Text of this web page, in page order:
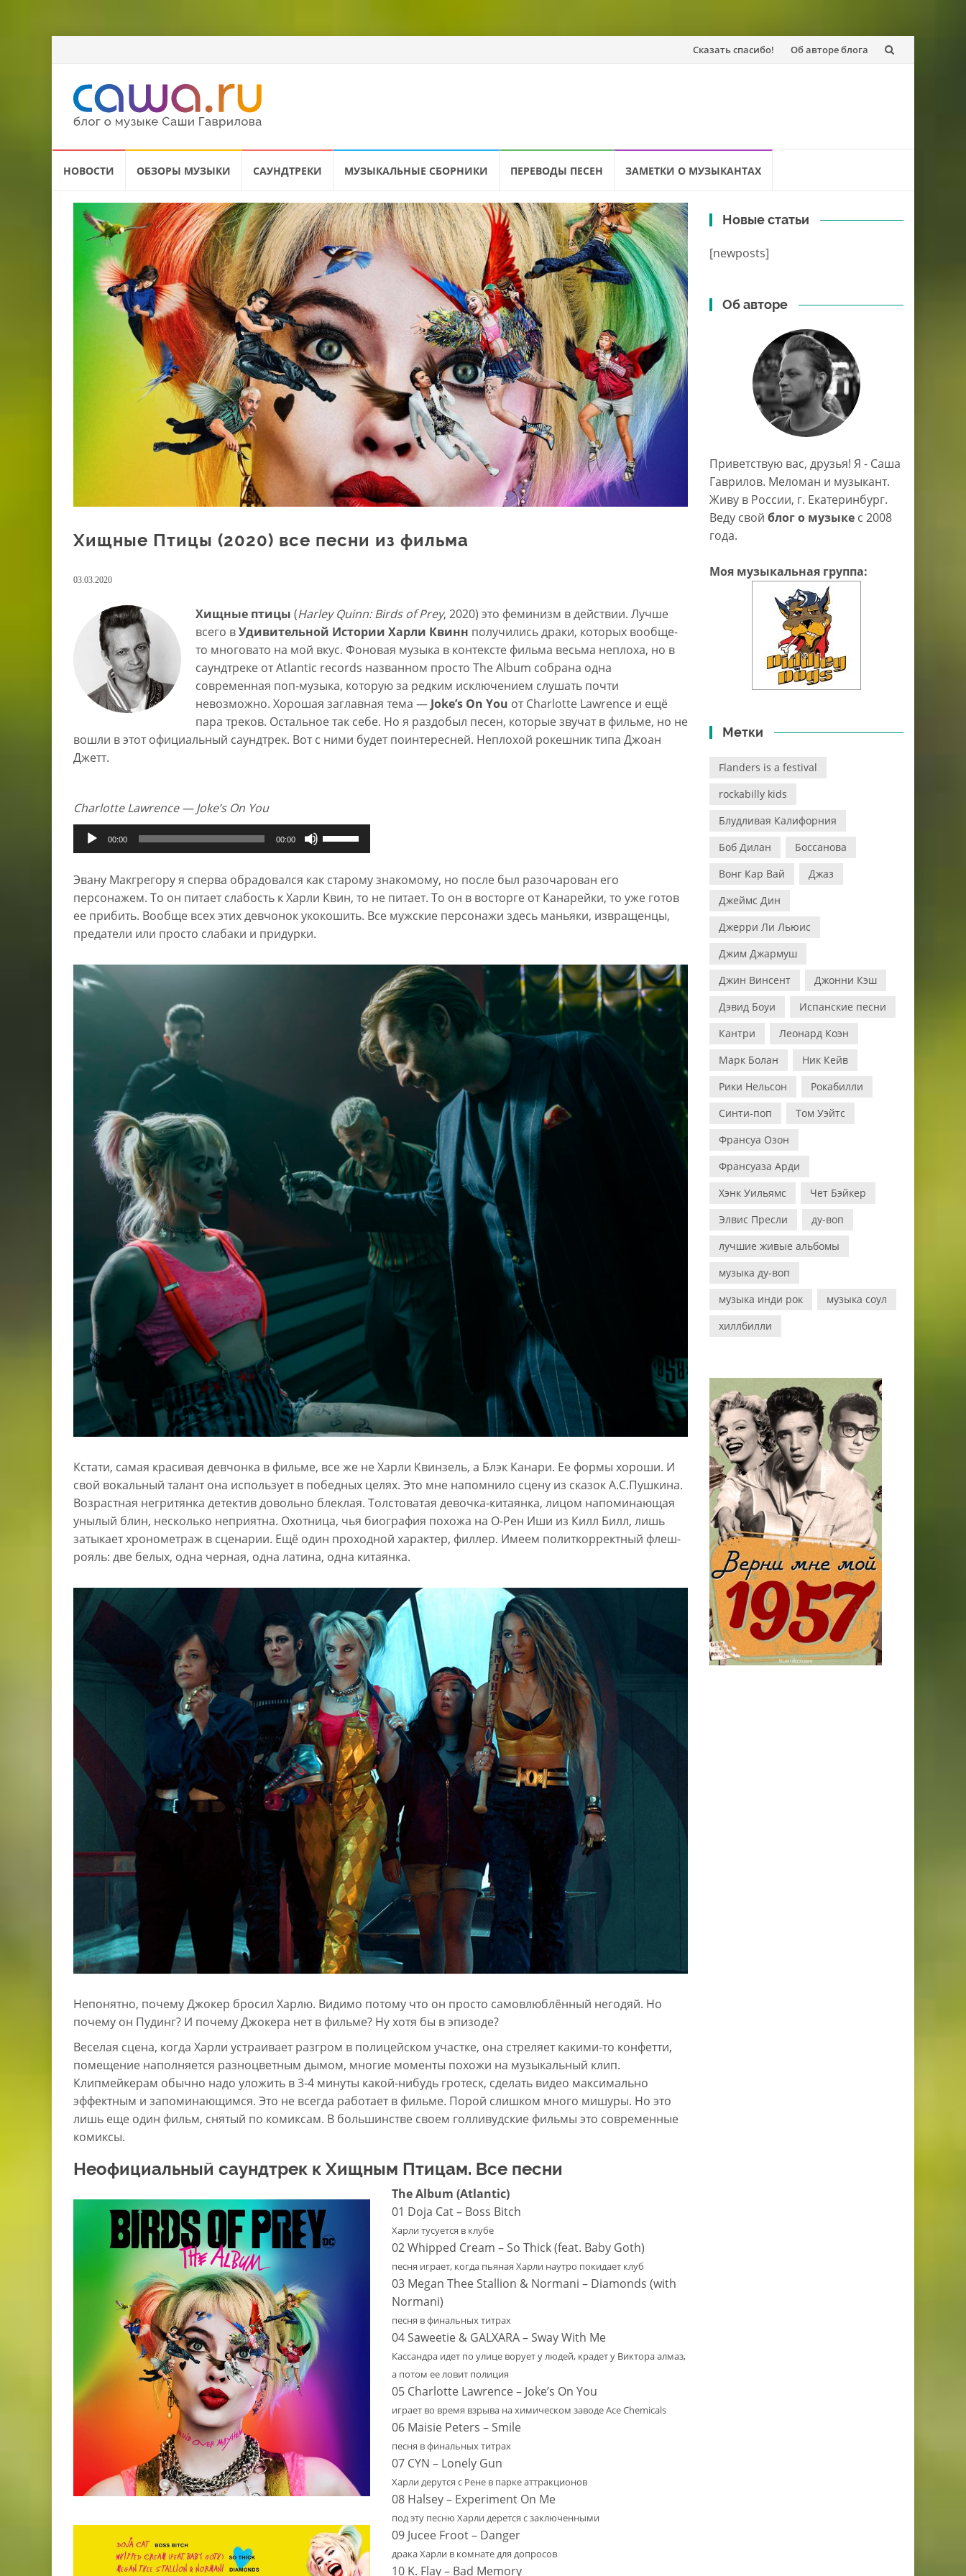
Перейти
Сказать спасибо! Об авторе блога
НОВОСТИ ОБЗОРЫ МУЗЫКИ САУНДТРЕКИ МУЗЫКАЛЬНЫЕ СБОРНИКИ ПЕРЕВОДЫ ПЕСЕН ЗАМЕТКИ О МУЗЫКАНТАХ
Хищные Птицы (2020) все песни из фильма
03.03.2020
Хищные птицы (Harley Quinn: Birds of Prey, 2020) это феминизм в действии. Лучше
всего вУдивительной Истории Харли Квинн получились драки, которых вообще-
то многовато на мой вкус. Фоновая музыка в контексте фильма весьма неплоха, но в
саундтреке от Atlantic records названном просто The Album собрана одна
современная поп-музыка, которую за редким исключением слушать почти
невозможно. Хорошая заглавная тема — Joke’s On You от Charlotte Lawrence и ещё
пара треков. Остальное так себе. Но я раздобыл песен, которые звучат в фильме, но не
вошли в этот официальный саундтрек. Вот с ними будет поинтересней. Неплохой рокешник типа Джоан
Джетт.
Charlotte Lawrence — Joke’s On You
Аудиоплеер
00:00 00:00
клавиши
вниз,
чтобы
увеличить
Эвану Макгрегору я сперва обрадовался как старому знакомому, но после был разочарован его
персонажем. То он питает слабость к Харли Квин, то не питает. То он в восторге от Канарейки, то уже готов
ее прибить. Вообще всех этих девчонок укокошить. Все мужские персонажи здесь маньяки, извращенцы,
предатели или просто слабаки и придурки.
Кстати, самая красивая девчонка в фильме, все же не Харли Квинзель, а Блэк Канари. Ее формы хороши. И
свой вокальный талант она использует в победных целях. Это мне напомнило сцену из сказок А.С.Пушкина.
Возрастная негритянка детектив довольно блеклая. Толстоватая девочка-китаянка, лицом напоминающая
унылый блин, несколько неприятна. Охотница, чья биография похожа на О-Рен Иши из Килл Билл, лишь
затыкает хронометраж в сценарии. Ещё один проходной характер, филлер. Имеем политкорректный флеш-
рояль: две белых, одна черная, одна латина, одна китаянка.
Непонятно, почему Джокер бросил Харлю. Видимо потому что он просто самовлюблённый негодяй. Но
почему он Пудинг? И почему Джокера нет в фильме? Ну хотя бы в эпизоде?
Веселая сцена, когда Харли устраивает разгром в полицейском участке, она стреляет какими-то конфетти,
помещение наполняется разноцветным дымом, многие моменты похожи на музыкальный клип.
Клипмейкерам обычно надо уложить в 3-4 минуты какой-нибудь гротеск, сделать видео максимально
эффектным и запоминающимся. Это не всегда работает в фильме. Порой слишком много мишуры. Но это
лишь еще один фильм, снятый по комиксам. В большинстве своем голливудские фильмы это современные
комиксы.
Неофициальный саундтрек к Хищным Птицам. Все песни
The Album (Atlantic)
01 Doja Cat – Boss Bitch
Харли тусуется в клубе
02 Whipped Cream – So Thick (feat. Baby Goth)
песня играет, когда пьяная Харли наутро покидает клуб
03 Megan Thee Stallion & Normani – Diamonds (with
Normani)
песня в финальных титрах
04 Saweetie & GALXARA – Sway With Me
Кассандра идет по улице ворует у людей, крадет у Виктора алмаз,
а потом ее ловит полиция
05 Charlotte Lawrence – Joke’s On You
играет во время взрыва на химическом заводе Ace Chemicals
06 Maisie Peters – Smile
песня в финальных титрах
07 CYN – Lonely Gun
Харли дерутся с Рене в парке аттракционов
08 Halsey – Experiment On Me
под эту песню Харли дерется с заключенными
09 Jucee Froot – Danger
драка Харли в комнате для допросов
10 K. Flay – Bad Memory
Новые статьи
[newposts]
Об авторе
Приветствую вас, друзья! Я - Саша
Гаврилов. Меломан и музыкант.
Живу в России, г. Екатеринбург.
Веду свой блог о музыке c 2008
года.
Моя музыкальная группа:
Метки
Flanders is a festival
rockabilly kids
Блудливая Калифорния
Боб Дилан
Боссанова
Вонг Кар Вай
Джаз
Джеймс Дин
Джерри Ли Льюис
Джим Джармуш
Джин Винсент
Джонни Кэш
Дэвид Боуи
Испанские песни
Кантри
Леонард Коэн
Марк Болан
Ник Кейв
Рики Нельсон
Рокабилли
Синти-поп
Том Уэйтс
Франсуа Озон
Франсуаза Арди
Хэнк Уильямс
Чет Бэйкер
Элвис Пресли
ду-воп
лучшие живые альбомы
музыка ду-воп
музыка инди рок
музыка соул
хиллбилли